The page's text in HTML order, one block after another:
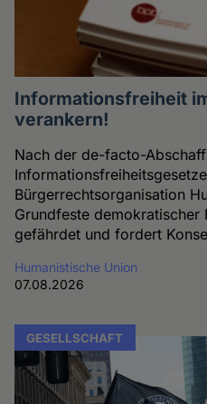
Informationsfreiheit
verankern!
Nach der de-facto-
Bürgerrechtsorganisation
Grundfeste demokratischer
gefährdet und fordert
Humanistische Union
07.08.2026
GESELLSCHAFT